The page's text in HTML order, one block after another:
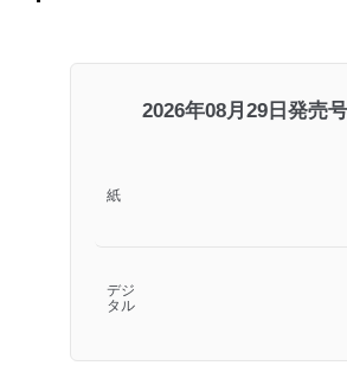
2026年08月29日発売
紙
デジ
タル